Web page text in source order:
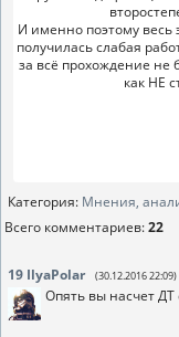
И именно поэтому весь
получилась слабая
за всё прохождение не
как НЕ
Категория: Мнения,
Всего комментариев:22
19 IlyaPolar (30.12.2016 22:09)
Опять вы насчет ДТ